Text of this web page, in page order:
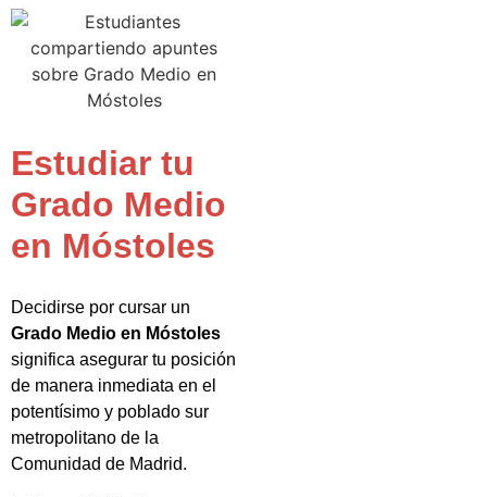
Estudiar tu
Grado Medio
en Móstoles
Decidirse por cursar un
Grado Medio en Móstoles
significa asegurar tu posición
de manera inmediata en el
potentísimo y poblado sur
metropolitano de la
Comunidad de Madrid.